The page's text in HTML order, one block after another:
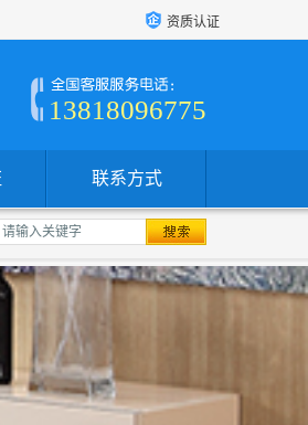
资质认证
13818096775
联系方式